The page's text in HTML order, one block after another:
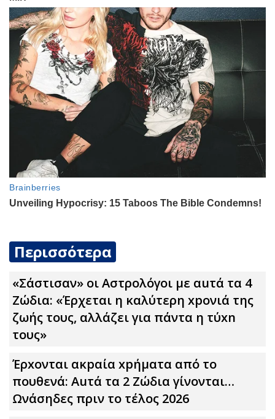
Περισσότερα
«Σάστισαν» οι Αστρολόγοι με αuτά τα 4
Zώδια: «Έρχεται η καλύτερη xpoνιά της
ζωής τους, αλλάζει για πάντα η τύxn
τους»
Έρxoνται ακpαία xpήματα από το
πουθενά: Αuτά τα 2 Zώδια γίνονται…
Ωνάσηδες πριν το τέλος 2026